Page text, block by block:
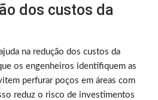
dos custos da
na redução dos custos da
os engenheiros identifiquem as
perfurar poços em áreas com
reduz o risco de investimentos